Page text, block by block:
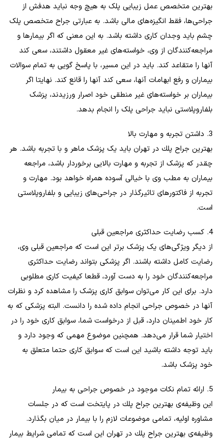
بهترین متخصص عمل زیبایی پلک به هیچ وجه نباید هدفش از
جراحی‌ها، فقط انگیزه‌های مالی باشد. به عبارتی جراح متخصص پلک
چشم باید وجدان کاری داشته باشد. به این معنی که اگر بیمارها و
مراجعه‌کنندگان از وی، خواسته‌های غیر معقول داشتند، سعی کند
آنها را متقاعد کند. باید در این مسیر، با پاسخ گویی به تمام سوالات
بیماران و رفع ابهامات آنها، سعی کند آنها را قانع کند. نهایتا اگر
بیماران بر خواسته‌های غیر منطقی خود اصرار ورزیدند، پزشک
بلفاروپلاستی نباید جراحی پلک را انجام بدهد.
3. داشتن تجربه و مهارت بالا
بهترين جراح پلك در تهران باید یک پزشک ماهر و با تجربه باشد. هر
چقدر که پزشک از تجربه و مهارت بالایی برخوردار باشد، مراجعه
بیماران به مطب وی با خیالی آسوده همراه خواهد بود. مهارت و
تجربه از فاکتورهای تاثیرگذار در جراحی‌های زیبایی و بلفاروپلاستی
است.
4. کسب رضایت حداکثری مراجعین قبلی
از دیگر ویژگی‌های یک پزشک برتر این است که مراجعین قبلی وی،
رضایت کامل داشته باشند. اگر پزشکی بتواند رضایت حداکثری
مراجعه‌کنندگان خود را به دست آورد، قطعا کیفیت کاری مطلوبی
دارد. برای این کار می‌توان سوابق کاری پزشک را مشاهده کرد و نظرات
آنها در خصوص جراحی انجام داده شده را دانست. البته پزشکی که به
کار خود اطمینان دارد، قبل از درخواست شما، سوابق کاری خود را در
اختیار شما قرار می‌دهد. همچنین موضوع مهمی که وجود دارد و
باید توجه داشته باشید این است که سوابق کاری حتما متعلق به
خود پزشک باشد.
5. ارائه تمام نکات موجود در خصوص جراحی به بیمار
این وظیفه‌ی بهترين جراح پلك در پایتخت است که در جلسات
مشاوره اولیه، تمامی موضوعات لازم را با بیمار در میان بگذارد.
وظیفه‌ی بهترين جراح پلك در تهران این است که تمامی شرایط بیمار